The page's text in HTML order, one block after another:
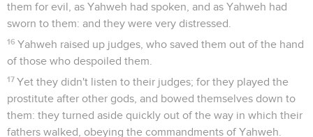
them for evil, as Yahweh had spoken, and as Yahweh had
sworn to them: and they were very distressed.
16 Yahweh raised up judges, who saved them out of the hand
of those who despoiled them.
17 Yet they didn't listen to their judges; for they played the
prostitute after other gods, and bowed themselves down to
them: they turned aside quickly out of the way in which their
fathers walked, obeying the commandments of Yahweh.